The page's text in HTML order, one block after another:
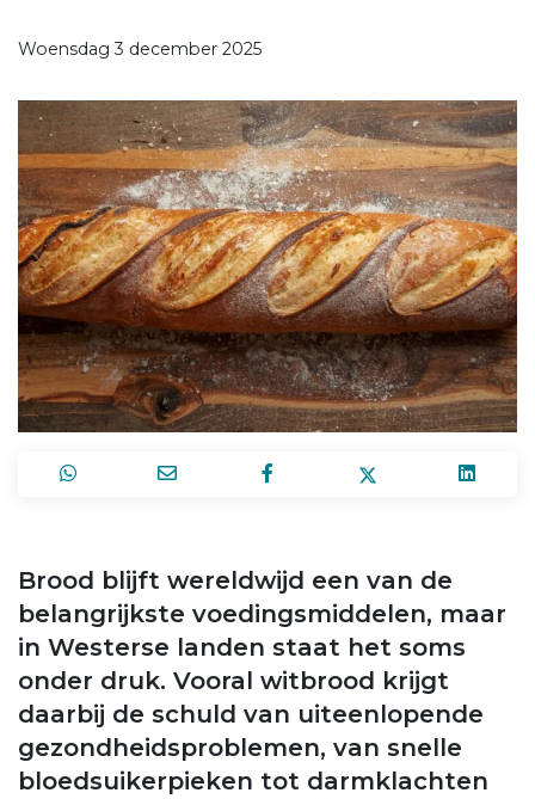
Woensdag 3 december 2025
Brood blijft wereldwijd een van de
belangrijkste voedingsmiddelen, maar
in Westerse landen staat het soms
onder druk. Vooral witbrood krijgt
daarbij de schuld van uiteenlopende
gezondheidsproblemen, van snelle
bloedsuikerpieken tot darmklachten